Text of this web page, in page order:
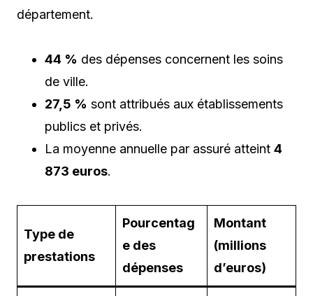
département.
44 % des dépenses concernent les soins
de ville.
27,5 % sont attribués aux établissements
publics et privés.
La moyenne annuelle par assuré atteint 4
873 euros.
Type de
prestations
Pourcentag
e des
dépenses
Montant
(millions
d’euros)